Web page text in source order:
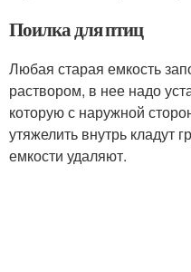
Поилка для птиц
Любая старая емкость
раствором, в нее надо
которую с наружной
утяжелить внутрь кладут
емкости удаляют.